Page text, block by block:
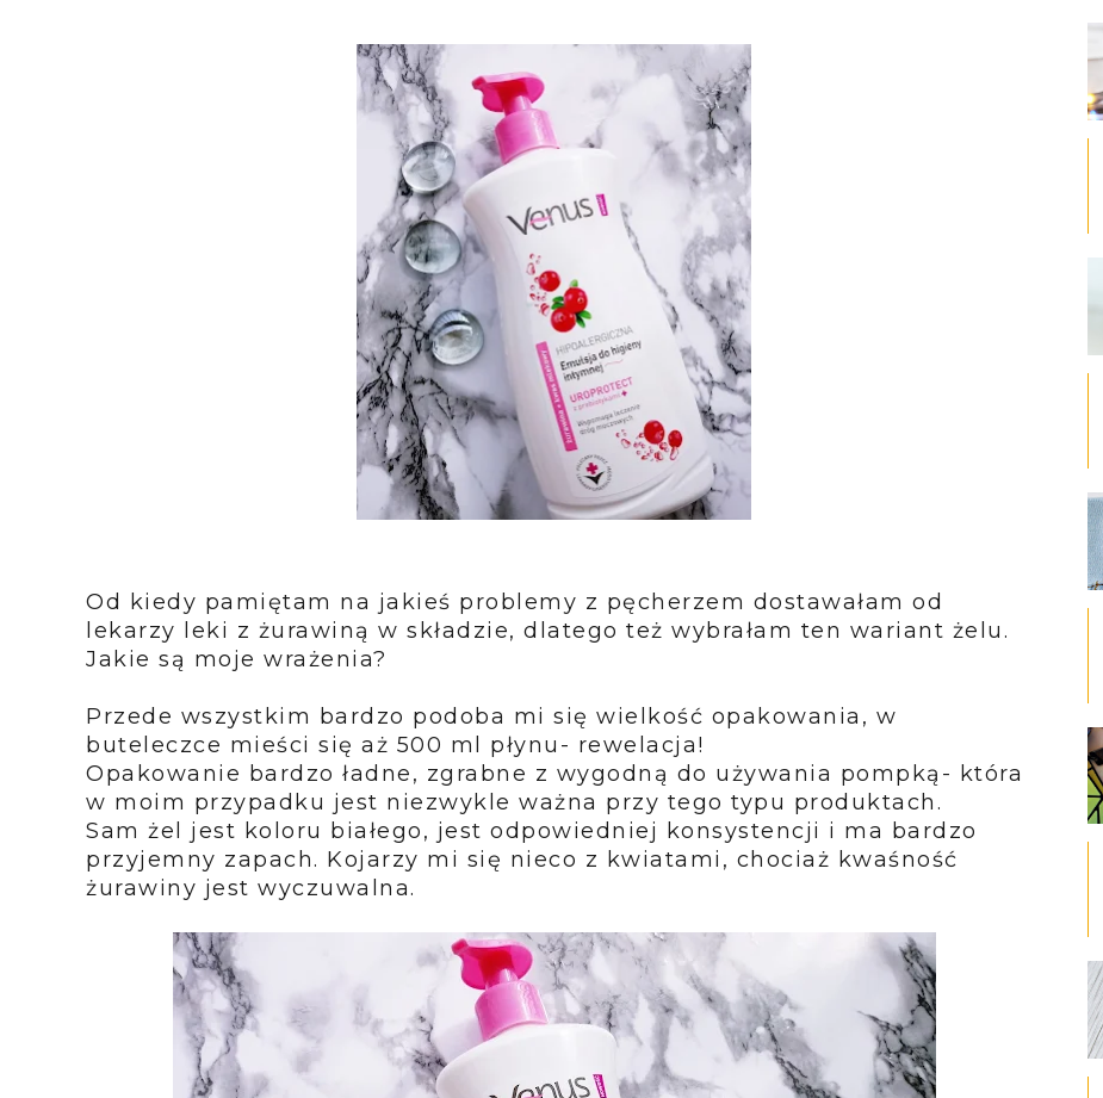
Od kiedy pamiętam na jakieś problemy z pęcherzem dostawałam od
lekarzy leki z żurawiną w składzie, dlatego też wybrałam ten wariant żelu.
Jakie są moje wrażenia?
Przede wszystkim bardzo podoba mi się wielkość opakowania, w
buteleczce mieści się aż 500 ml płynu- rewelacja!
Opakowanie bardzo ładne, zgrabne z wygodną do używania pompką- która
w moim przypadku jest niezwykle ważna przy tego typu produktach.
Sam żel jest koloru białego, jest odpowiedniej konsystencji i ma bardzo
przyjemny zapach. Kojarzy mi się nieco z kwiatami, chociaż kwaśność
żurawiny jest wyczuwalna.